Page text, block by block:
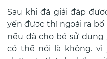
Sau khi đã giải đáp
yến được thì ngoài ra
nếu đã cho bé sử
có thể nói là không. vì